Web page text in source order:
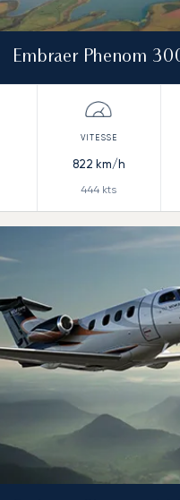
Embraer Phenom
822 km/h
444 kts